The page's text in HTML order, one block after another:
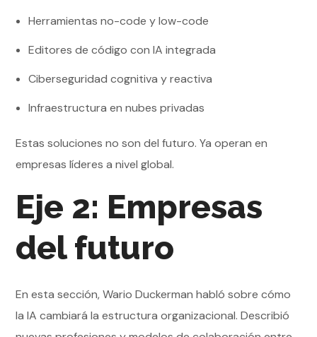
Herramientas no-code y low-code
Editores de código con IA integrada
Ciberseguridad cognitiva y reactiva
Infraestructura en nubes privadas
Estas soluciones no son del futuro. Ya operan en
empresas líderes a nivel global.
Eje 2: Empresas
del futuro
En esta sección, Wario Duckerman habló sobre cómo
la IA cambiará la estructura organizacional. Describió